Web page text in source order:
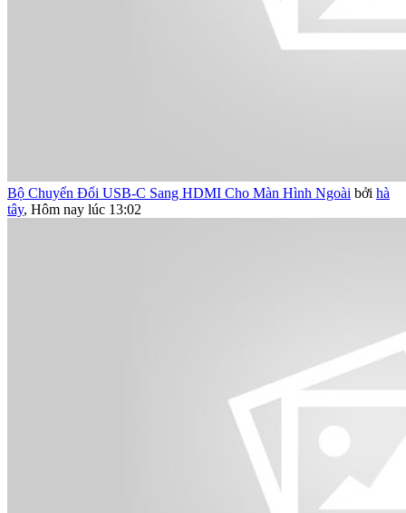
Bộ Chuyển Đổi USB-C Sang HDMI Cho Màn Hình Ngoài bởi hà
tây, Hôm nay lúc 13:02